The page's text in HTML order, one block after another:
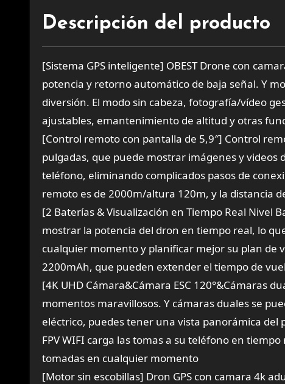
Descripción del producto
[Sistema GPS inteligente] OBEST Drone con
potencia y retorno automático de baja señal. Y
diversión. El modo sin cabeza, fotografía/vídeo
ajustables, emantenimiento de altitud y otras
[Control remoto con pantalla de 5,9″] Control
pulgadas, que puede mostrar imágenes y
teléfono, eliminando complicados pasos de
remoto es de 2000m/altura 120m, y la distancia
[2 Baterías & Visualización en Tiempo Real Nivel
mostrar la potencia del dron en tiempo real, lo
cualquier momento y planificar mejor su plan de
2200mAh, que pueden extender el tiempo de
[4K UHD Cámara&Cámara ESC 120°&Cámaras
momentos maravillosos. Y cámaras duales se
eléctrico, puedes tener una vista panorámica del
FPV WIFI carga las tomas a su teléfono en
tomadas en cualquier momento
[Motor sin escobillas] Dron GPS con camara 4k